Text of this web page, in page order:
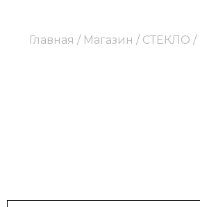
Главная / Магазин / СТЕКЛО /